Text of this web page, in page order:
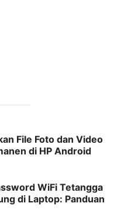
File Foto dan Video
di HP Android
WiFi Tetangga
di Laptop: Panduan